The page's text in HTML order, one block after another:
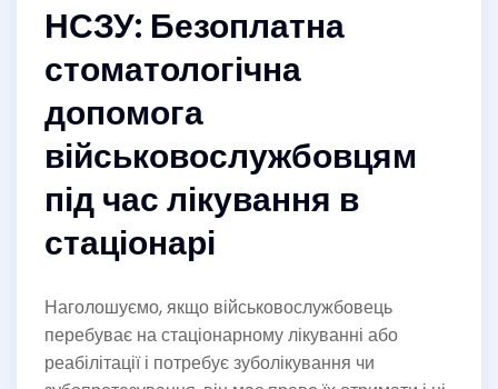
НСЗУ: Безоплатна
стоматологічна
допомога
військовослужбовцям
під час лікування в
стаціонарі
Наголошуємо, якщо військовослужбовець
перебуває на стаціонарному лікуванні або
реабілітації і потребує зуболікування чи